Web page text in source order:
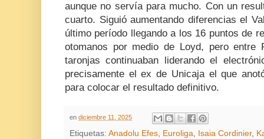
aunque no servía para mucho. Con un
cuarto. Siguió aumentando diferencias el
último período llegando a los 16 puntos de
otomanos por medio de Loyd, pero entre
taronjas continuaban liderando el
precisamente el ex de Unicaja el que
para colocar el resultado definitivo.
en diciembre 11, 2025
Etiquetas: Anadolu Efes Euroliga Isaia Cordinier,